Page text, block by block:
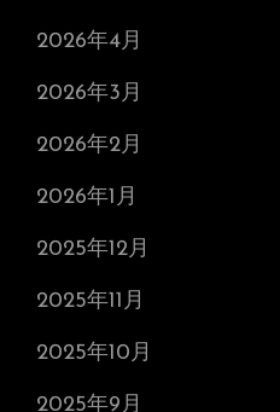
2026年4月
2026年3月
2026年2月
2026年1月
2025年12月
2025年11月
2025年10月
2025年9月